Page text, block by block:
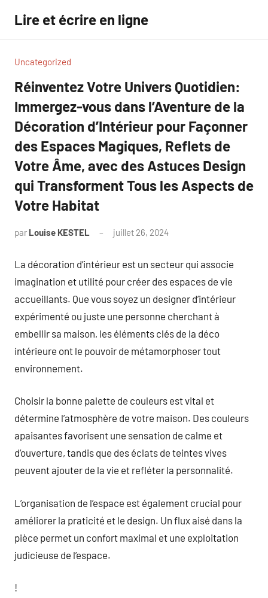
contenu
Lire et écrire en ligne
Uncategorized
Réinventez Votre Univers Quotidien:
Immergez-vous dans l’Aventure de la
Décoration d’Intérieur pour Façonner
des Espaces Magiques, Reflets de
Votre Âme, avec des Astuces Design
qui Transforment Tous les Aspects de
Votre Habitat
par Louise KESTEL juillet 26, 2024
La décoration d’intérieur est un secteur qui associe
imagination et utilité pour créer des espaces de vie
accueillants. Que vous soyez un designer d’intérieur
expérimenté ou juste une personne cherchant à
embellir sa maison, les éléments clés de la déco
intérieure ont le pouvoir de métamorphoser tout
environnement.
Choisir la bonne palette de couleurs est vital et
détermine l’atmosphère de votre maison. Des couleurs
apaisantes favorisent une sensation de calme et
d’ouverture, tandis que des éclats de teintes vives
peuvent ajouter de la vie et refléter la personnalité.
L’organisation de l’espace est également crucial pour
améliorer la praticité et le design. Un flux aisé dans la
pièce permet un confort maximal et une exploitation
judicieuse de l’espace.
!